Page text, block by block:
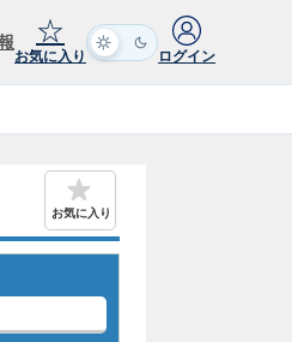
☆
お気に入り ログイン
お気に入り